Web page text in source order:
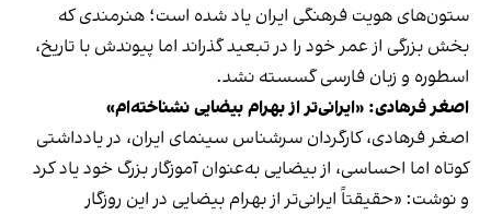
ستون‌های هویت فرهنگی ایران یاد شده است؛ هنرمندی که
بخش بزرگی از عمر خود را در تبعید گذراند اما پیوندش با تاریخ،
اسطوره و زبان فارسی گسسته نشد.
اصغر فرهادی: «ایرانی‌تر از بهرام بیضایی نشناخته‌ام»
اصغر فرهادی، کارگردان سرشناس سینمای ایران، در یادداشتی
کوتاه اما احساسی، از بیضایی به‌عنوان آموزگار بزرگ خود یاد کرد
و نوشت: «حقیقتاً ایرانی‌تر از بهرام بیضایی در این روزگار